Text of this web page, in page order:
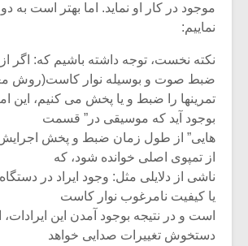
موجود در کار او نماید. اما بهتر است به
نماییم:
نکته نخست، توجه داشته باشیم که: اگر
ضبط صوت و بوسیله نوار کاست(روش
تمرینها را ضبط و یا پخش می کنیم، این
بوجود آید که موسیقی در” قسمت
هایی” از طول زمان ضبط و پخش اجرایش،
از تمپوی اصلی خوانده شود، که
ناشی از دلایلی مثل: وجود ایراد در
یا کیفیت نامرغوب نوار کاست
است و در نتیجه بوجود آمدن این
دستخوش تغییرات صدایی خواهد